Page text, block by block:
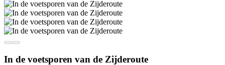
In de voetsporen van de Zijderoute